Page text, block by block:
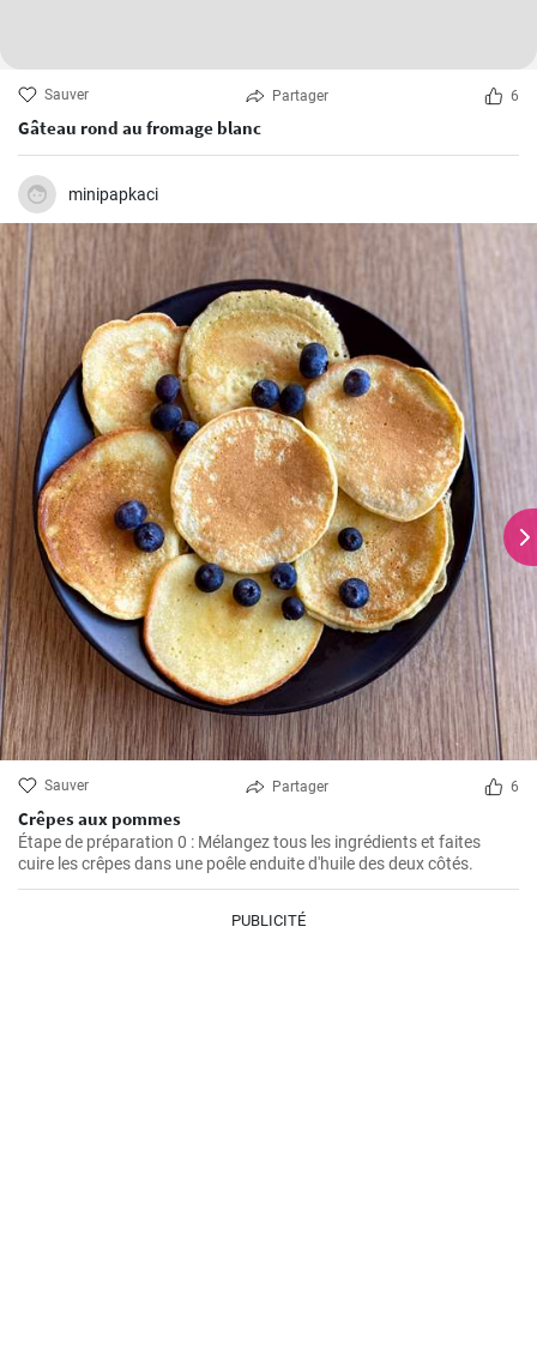
Sauver Partager 6
Gâteau rond au fromage blanc
minipapkaci
Sauver Partager 6
Crêpes aux pommes
Étape de préparation 0 : Mélangez tous les ingrédients et faites
cuire les crêpes dans une poêle enduite d'huile des deux côtés.
PUBLICITÉ